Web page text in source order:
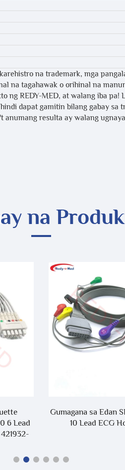
na trademark, mga
na tagahawak o orihinal na
ng REDY-MED, at walang iba
dapat gamitin bilang gabay sa
anumang resulta ay walang
na
6 Lead
Gumagana sa Edan
10 Lead ECG